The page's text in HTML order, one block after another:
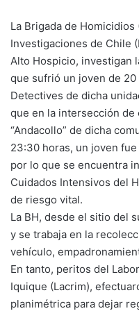
La Brigada de Homicidios
Investigaciones de Chile
Alto Hospicio, investigan
que sufrió un joven de 20
Detectives de dicha
que en la intersección de
“Andacollo” de dicha
23:30 horas, un joven
por lo que se encuentra
Cuidados Intensivos del
de riesgo vital.
La BH, desde el sitio del
y se trabaja en la
vehículo,
En tanto, peritos del
Iquique (Lacrim),
planimétrica para dejar